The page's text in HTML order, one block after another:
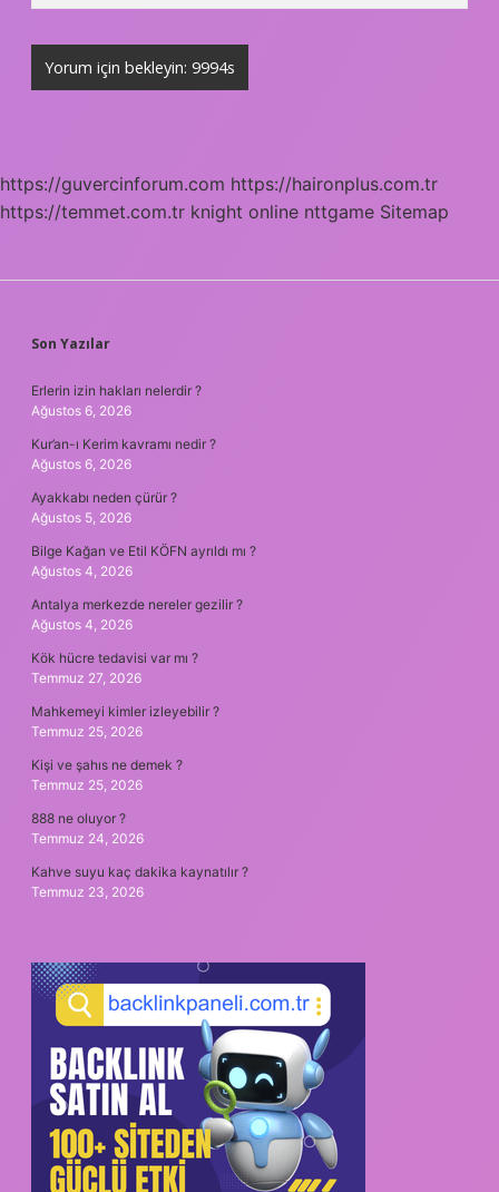
https://guvercinforum.com https://haironplus.com.tr
https://temmet.com.tr knight online nttgame Sitemap
SIDEBAR
Son Yazılar
Erlerin izin hakları nelerdir ?
Ağustos 6, 2026
Kur’an-ı Kerim kavramı nedir ?
Ağustos 6, 2026
Ayakkabı neden çürür ?
Ağustos 5, 2026
Bilge Kağan ve Etil KÖFN ayrıldı mı ?
Ağustos 4, 2026
Antalya merkezde nereler gezilir ?
Ağustos 4, 2026
Kök hücre tedavisi var mı ?
Temmuz 27, 2026
Mahkemeyi kimler izleyebilir ?
Temmuz 25, 2026
Kişi ve şahıs ne demek ?
Temmuz 25, 2026
888 ne oluyor ?
Temmuz 24, 2026
Kahve suyu kaç dakika kaynatılır ?
Temmuz 23, 2026